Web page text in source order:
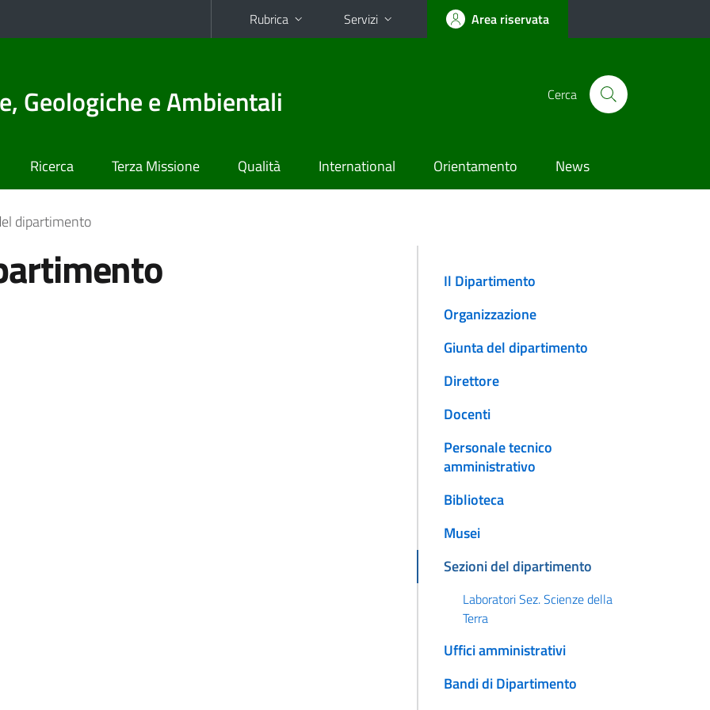
Rubrica Servizi Area riservata
Geologiche e Ambientali Cerca
Ricerca Terza Missione Qualità International Orientamento News
dipartimento
Il Dipartimento
Organizzazione
Giunta del dipartimento
Direttore
Docenti
Personale tecnico
amministrativo
Biblioteca
Musei
Sezioni del dipartimento
Laboratori Sez. Scienze della
Terra
Uffici amministrativi
Bandi di Dipartimento